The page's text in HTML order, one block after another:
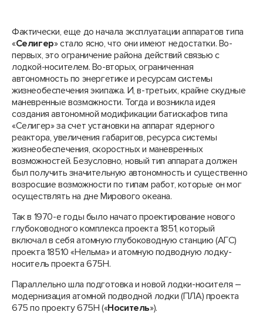
Фактически, еще до начала эксплуатации аппаратов типа
«Селигер» стало ясно, что они имеют недостатки. Во-
первых, это ограничение района действий связью с
лодкой-носителем. Во-вторых, ограниченная
автономность по энергетике и ресурсам системы
жизнеобеспечения экипажа. И, в-третьих, крайне скудные
маневренные возможности. Тогда и возникла идея
создания автономной модификации батискафов типа
«Селигер» за счет установки на аппарат ядерного
реактора, увеличения габаритов, ресурса системы
жизнеобеспечения, скоростных и маневренных
возможностей. Безусловно, новый тип аппарата должен
был получить значительную автономность и существенно
возросшие возможности по типам работ, которые он мог
осуществлять на дне Мирового океана.
Так в 1970-е годы было начато проектирование нового
глубоководного комплекса проекта 1851, который
включал в себя атомную глубоководную станцию (АГС)
проекта 18510 «Нельма» и атомную подводную лодку-
носитель проекта 675Н.
Параллельно шла подготовка и новой лодки-носителя –
модернизация атомной подводной лодки (ПЛА) проекта
675 по проекту 675Н («Носитель»).